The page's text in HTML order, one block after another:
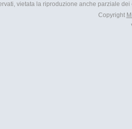
vietata la riproduzione anche parziale
Copyright